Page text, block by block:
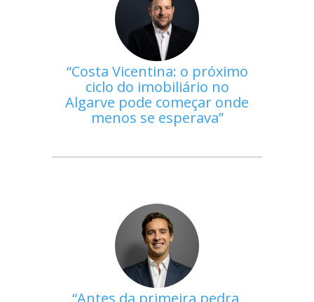
Costa Vicentina: o próximo
ciclo do imobiliário no
Algarve pode começar onde
menos se esperava
Antes da primeira pedra,